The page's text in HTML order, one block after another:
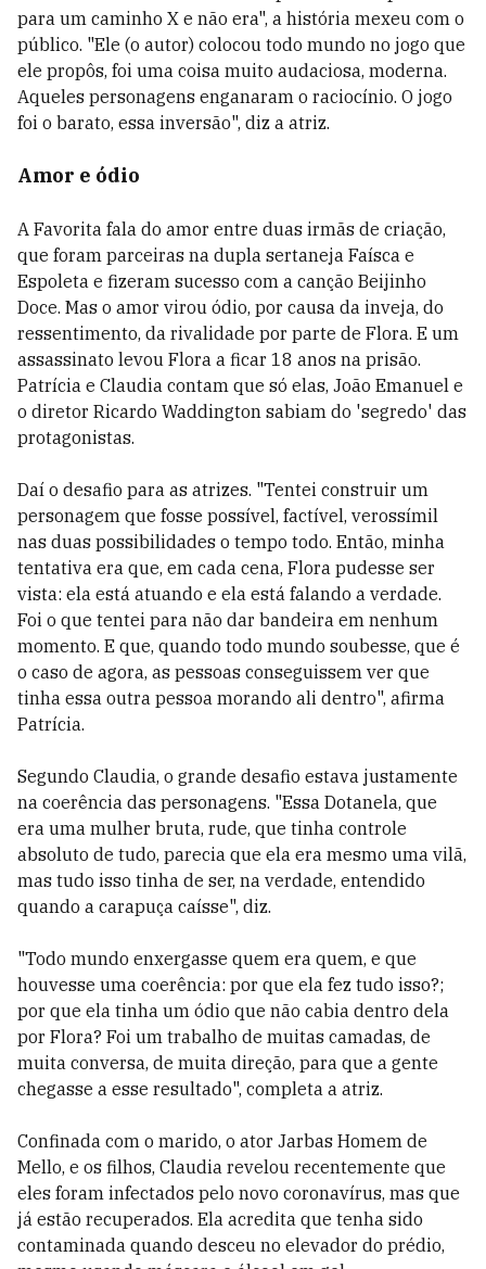
para um caminho X e não era", a história mexeu com o
público. "Ele (o autor) colocou todo mundo no jogo que
ele propôs, foi uma coisa muito audaciosa, moderna.
Aqueles personagens enganaram o raciocínio. O jogo
foi o barato, essa inversão", diz a atriz.
Amor e ódio
A Favorita fala do amor entre duas irmãs de criação,
que foram parceiras na dupla sertaneja Faísca e
Espoleta e fizeram sucesso com a canção Beijinho
Doce. Mas o amor virou ódio, por causa da inveja, do
ressentimento, da rivalidade por parte de Flora. E um
assassinato levou Flora a ficar 18 anos na prisão.
Patrícia e Claudia contam que só elas, João Emanuel e
o diretor Ricardo Waddington sabiam do 'segredo' das
protagonistas.
Daí o desafio para as atrizes. "Tentei construir um
personagem que fosse possível, factível, verossímil
nas duas possibilidades o tempo todo. Então, minha
tentativa era que, em cada cena, Flora pudesse ser
vista: ela está atuando e ela está falando a verdade.
Foi o que tentei para não dar bandeira em nenhum
momento. E que, quando todo mundo soubesse, que é
o caso de agora, as pessoas conseguissem ver que
tinha essa outra pessoa morando ali dentro", afirma
Patrícia.
Segundo Claudia, o grande desafio estava justamente
na coerência das personagens. "Essa Dotanela, que
era uma mulher bruta, rude, que tinha controle
absoluto de tudo, parecia que ela era mesmo uma vilã,
mas tudo isso tinha de ser, na verdade, entendido
quando a carapuça caísse", diz.
"Todo mundo enxergasse quem era quem, e que
houvesse uma coerência: por que ela fez tudo isso?;
por que ela tinha um ódio que não cabia dentro dela
por Flora? Foi um trabalho de muitas camadas, de
muita conversa, de muita direção, para que a gente
chegasse a esse resultado", completa a atriz.
Confinada com o marido, o ator Jarbas Homem de
Mello, e os filhos, Claudia revelou recentemente que
eles foram infectados pelo novo coronavírus, mas que
já estão recuperados. Ela acredita que tenha sido
contaminada quando desceu no elevador do prédio,